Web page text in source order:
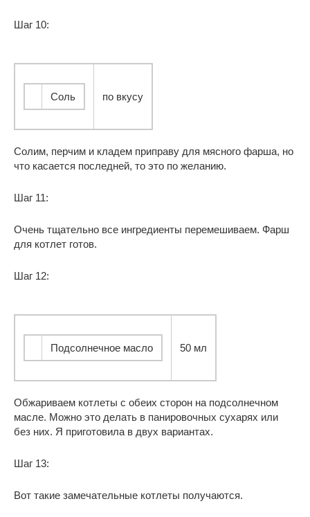
Шаг 10:
Соль по вкусу
Солим, перчим и кладем приправу для мясного фарша, но
что касается последней, то это по желанию.
Шаг 11:
Очень тщательно все ингредиенты перемешиваем. Фарш
для котлет готов.
Шаг 12:
Подсолнечное масло 50 мл
Обжариваем котлеты с обеих сторон на подсолнечном
масле. Можно это делать в панировочных сухарях или
без них. Я приготовила в двух вариантах.
Шаг 13:
Вот такие замечательные котлеты получаются.